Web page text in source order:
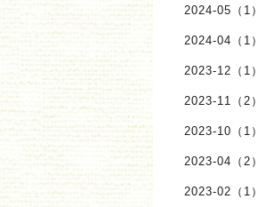
2024-05（1）
2024-04（1）
2023-12（1）
2023-11（2）
2023-10（1）
2023-04（2）
2023-02（1）